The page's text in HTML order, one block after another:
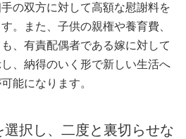
の双方に対して高額な慰謝料を
。また、子供の親権や養育費、
、有責配偶者である嫁に対して
、納得のいく形で新しい生活へ
能になります。
択し、二度と裏切らせな